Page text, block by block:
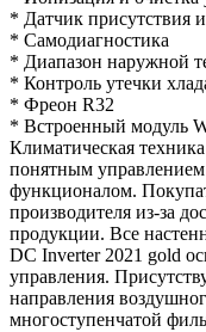
* Датчик присутствия
* Самодиагностика
* Диапазон наружной
* Контроль утечки
* Фреон R32
* Встроенный модуль
Климатическая
понятным
функционалом.
производителя из-за
продукции. Все
DC Inverter 2021 gold
управления.
направления
многоступенчатой